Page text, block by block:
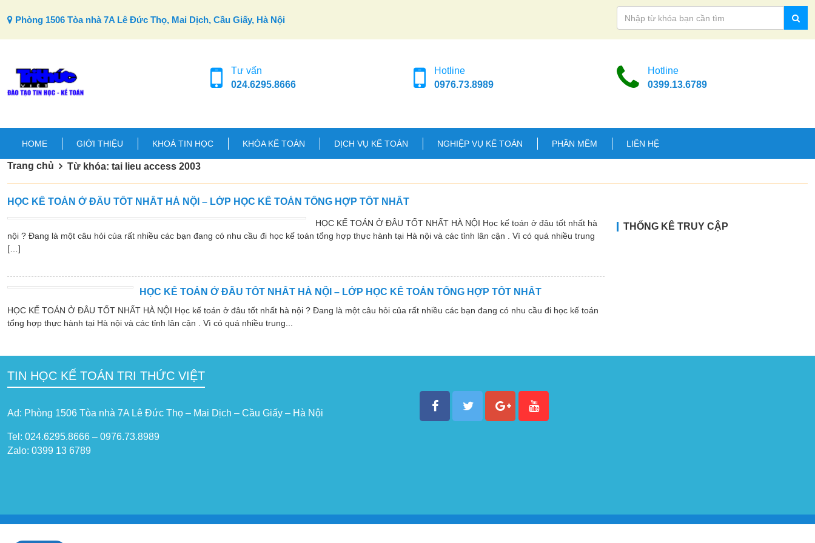
Phòng 1506 Tòa nhà 7A Lê Đức Thọ, Mai Dịch, Cầu Giấy, Hà Nội
Tư vấn
024.6295.8666
Hotline
0976.73.8989
Hotline
0399.13.6789
HOME GIỚI THIỆU KHOÁ TIN HỌC KHÓA KẾ TOÁN DỊCH VỤ KẾ TOÁN NGHIỆP VỤ KẾ TOÁN PHẦN MỀM LIÊN HỆ
Trang chủ Từ khóa: tai lieu access 2003
HỌC KẾ TOÁN Ở ĐÂU TỐT NHẤT HÀ NỘI – LỚP HỌC KẾ TOÁN TỔNG HỢP TỐT NHẤT
HỌC KẾ TOÁN Ở ĐÂU TỐT NHẤT HÀ NỘI Học kế toán ở đâu tốt nhất hà
nội ? Đang là một câu hỏi của rất nhiều các bạn đang có nhu cầu đi học kế toán tổng hợp thực hành tại Hà nội và các tỉnh lân cận . Vì có quá nhiều trung
[…]
HỌC KẾ TOÁN Ở ĐÂU TỐT NHẤT HÀ NỘI – LỚP HỌC KẾ TOÁN TỔNG HỢP TỐT NHẤT
HỌC KẾ TOÁN Ở ĐÂU TỐT NHẤT HÀ NỘI Học kế toán ở đâu tốt nhất hà nội ? Đang là một câu hỏi của rất nhiều các bạn đang có nhu cầu đi học kế toán
tổng hợp thực hành tại Hà nội và các tỉnh lân cận . Vì có quá nhiều trung...
THỐNG KÊ TRUY CẬP
TIN HỌC KẾ TOÁN TRI THỨC VIỆT
Ad: Phòng 1506 Tòa nhà 7A Lê Đức Thọ – Mai Dịch – Cầu Giấy – Hà Nội
Tel: 024.6295.8666 – 0976.73.8989
Zalo: 0399 13 6789